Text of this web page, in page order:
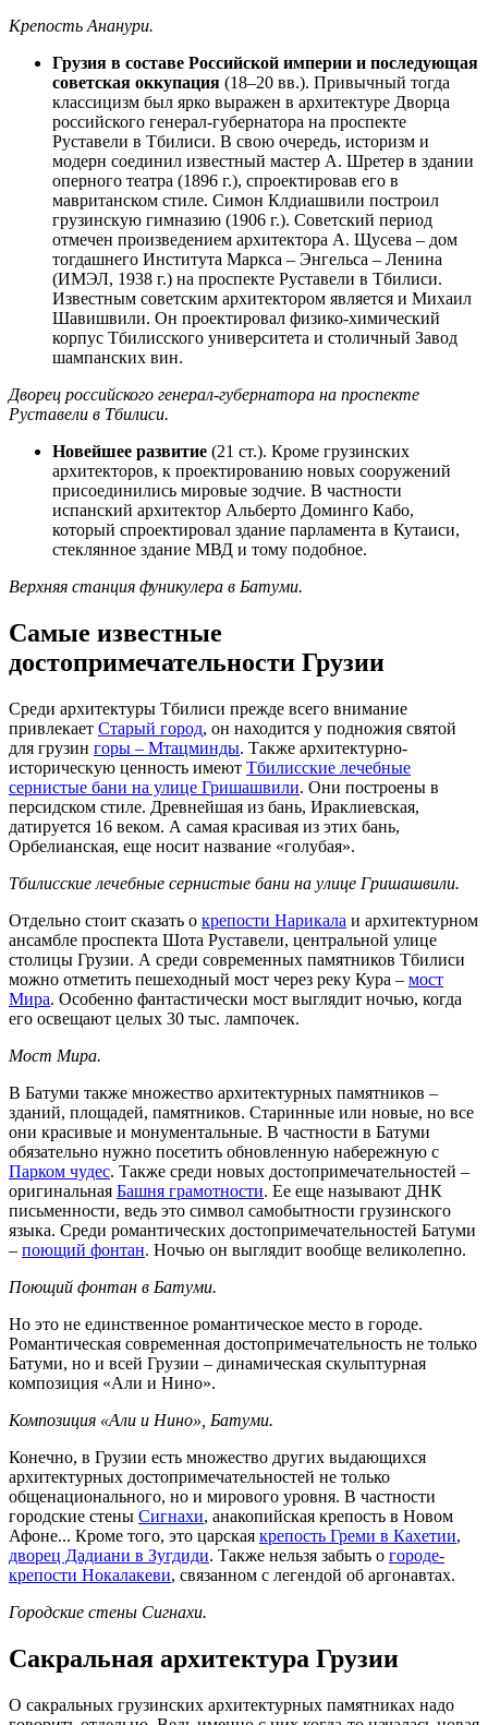
Крепость Ананури.
Грузия в составе Российской империи и последующая
советская оккупация (18–20 вв.). Привычный тогда
классицизм был ярко выражен в архитектуре Дворца
российского генерал-губернатора на проспекте
Руставели в Тбилиси. В свою очередь, историзм и
модерн соединил известный мастер А. Шретер в здании
оперного театра (1896 г.), спроектировав его в
мавританском стиле. Симон Клдиашвили построил
грузинскую гимназию (1906 г.). Советский период
отмечен произведением архитектора А. Щусева – дом
тогдашнего Института Маркса – Энгельса – Ленина
(ИМЭЛ, 1938 г.) на проспекте Руставели в Тбилиси.
Известным советским архитектором является и Михаил
Шавишвили. Он проектировал физико-химический
корпус Тбилисского университета и столичный Завод
шампанских вин.
Дворец российского генерал-губернатора на проспекте
Руставели в Тбилиси.
Новейшее развитие (21 ст.). Кроме грузинских
архитекторов, к проектированию новых сооружений
присоединились мировые зодчие. В частности
испанский архитектор Альберто Доминго Кабо,
который спроектировал здание парламента в Кутаиси,
стеклянное здание МВД и тому подобное.
Верхняя станция фуникулера в Батуми.
Самые известные
достопримечательности Грузии
Среди архитектуры Тбилиси прежде всего внимание
привлекает Старый город, он находится у подножия святой
для грузин горы – Мтацминды. Также архитектурно-
историческую ценность имеют Тбилисские лечебные
сернистые бани на улице Гришашвили. Они построены в
персидском стиле. Древнейшая из бань, Ираклиевская,
датируется 16 веком. А самая красивая из этих бань,
Орбелианская, еще носит название «голубая».
Тбилисские лечебные сернистые бани на улице Гришашвили.
Отдельно стоит сказать о крепости Нарикала и архитектурном
ансамбле проспекта Шота Руставели, центральной улице
столицы Грузии. А среди современных памятников Тбилиси
можно отметить пешеходный мост через реку Кура – мост
Мира. Особенно фантастически мост выглядит ночью, когда
его освещают целых 30 тыс. лампочек.
Мост Мира.
В Батуми также множество архитектурных памятников –
зданий, площадей, памятников. Старинные или новые, но все
они красивые и монументальные. В частности в Батуми
обязательно нужно посетить обновленную набережную с
Парком чудес. Также среди новых достопримечательностей –
оригинальная Башня грамотности. Ее еще называют ДНК
письменности, ведь это символ самобытности грузинского
языка. Среди романтических достопримечательностей Батуми
– поющий фонтан. Ночью он выглядит вообще великолепно.
Поющий фонтан в Батуми.
Но это не единственное романтическое место в городе.
Романтическая современная достопримечательность не только
Батуми, но и всей Грузии – динамическая скульптурная
композиция «Али и Нино».
Композиция «Али и Нино», Батуми.
Конечно, в Грузии есть множество других выдающихся
архитектурных достопримечательностей не только
общенационального, но и мирового уровня. В частности
городские стены Сигнахи, анакопийская крепость в Новом
Афоне... Кроме того, это царская крепость Греми в Кахетии,
дворец Дадиани в Зугдиди. Также нельзя забыть о городе-
крепости Нокалакеви, связанном с легендой об аргонавтах.
Городские стены Сигнахи.
Сакральная архитектура Грузии
О сакральных грузинских архитектурных памятниках надо